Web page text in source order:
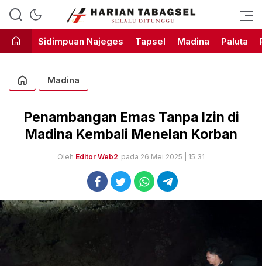
Harian Tabagsel
Harian Tabagsel Official Website
Sidimpuan Najeges
Tapsel Madina Paluta
Madina
Penambangan Emas Tanpa Izin di
Madina Kembali Menelan Korban
Oleh Editor Web2 pada 26 Mei 2025 | 15:31